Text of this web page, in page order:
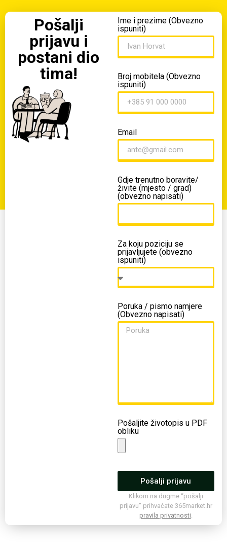
Pošalji
prijavu i
postani dio
tima!
Ime i prezime (Obvezno
ispuniti)
Broj mobitela (Obvezno
ispuniti)
Email
Gdje trenutno boravite/
živite (mjesto / grad)
(obvezno napisati)
Za koju poziciju se
prijavljujete (obvezno
ispuniti)
Poruka / pismo namjere
(Obvezno napisati)
Pošaljite životopis u PDF
obliku
Pošalji prijavu
Klikom na dugme “pošalji
prijavu” prihvaćate 365market.hr
pravila privatnosti.